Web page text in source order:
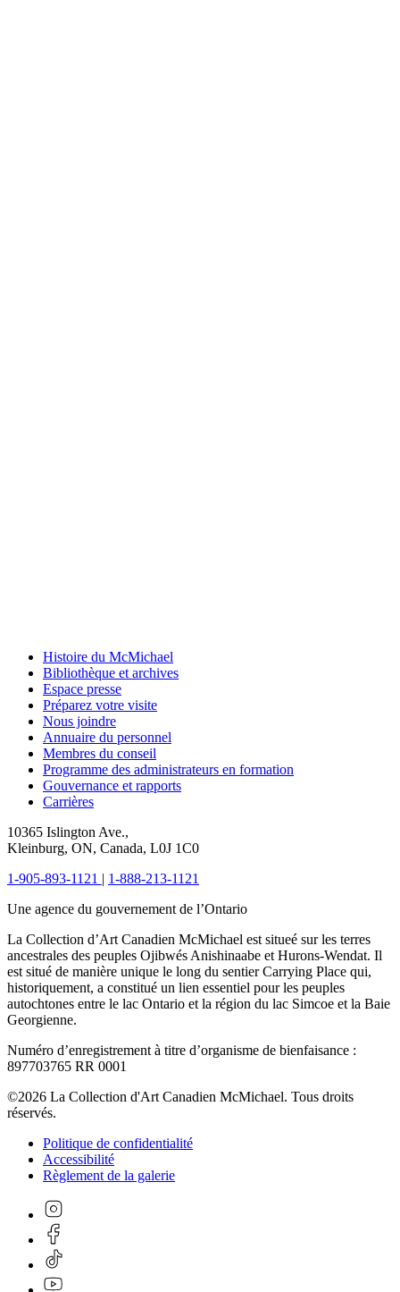
Histoire du McMichael
Bibliothèque et archives
Espace presse
Préparez votre visite
Nous joindre
Annuaire du personnel
Membres du conseil
Programme des administrateurs en formation
Gouvernance et rapports
Carrières
10365 Islington Ave.,
Kleinburg, ON, Canada, L0J 1C0
1-905-893-1121 | 1-888-213-1121
Une agence du gouvernement de l’Ontario
La Collection d’Art Canadien McMichael est situeé sur les terres
ancestrales des peuples Ojibwés Anishinaabe et Hurons-Wendat. Il
est situé de manière unique le long du sentier Carrying Place qui,
historiquement, a constitué un lien essentiel pour les peuples
autochtones entre le lac Ontario et la région du lac Simcoe et la Baie
Georgienne.
Numéro d’enregistrement à titre d’organisme de bienfaisance :
897703765 RR 0001
©2026 La Collection d'Art Canadien McMichael. Tous droits
réservés.
Politique de confidentialité
Accessibilité
Règlement de la galerie